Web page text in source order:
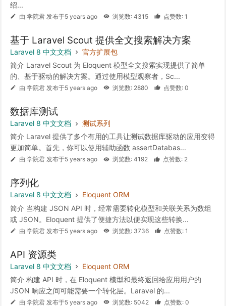
绍...
由 学院君 发布于5 years ago 浏览数: 4315 点赞数: 1
基于 Laravel Scout 提供全文搜索解决方案
Laravel 8 中文文档
官方扩展包
简介 Laravel Scout 为 Eloquent 模型全文搜索实现提供了简单
的、基于驱动的解决方案。通过使用模型观察者，Sc...
由 学院君 发布于5 years ago 浏览数: 2880 点赞数: 0
数据库测试
Laravel 8 中文文档
测试系列
简介 Laravel 提供了多个有用的工具让测试数据库驱动的应用变得
更加简单。首先，你可以使用辅助函数 assertDatabas...
由 学院君 发布于5 years ago 浏览数: 4192 点赞数: 2
序列化
Laravel 8 中文文档
Eloquent ORM
简介 当构建 JSON API 时，经常需要转化模型和关联关系为数组
或 JSON。Eloquent 提供了便捷方法以便实现这些转换...
由 学院君 发布于5 years ago 浏览数: 3736 点赞数: 1
API 资源类
Laravel 8 中文文档
Eloquent ORM
简介 构建 API 时，在 Eloquent 模型和最终返回给应用用户的
JSON 响应之间可能需要一个转化层。Laravel 的...
由 学院君 发布于5 years ago 浏览数: 5042 点赞数: 0